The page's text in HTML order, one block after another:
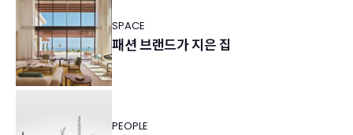
SPACE
패션 브랜드가 지은 집
PEOPLE